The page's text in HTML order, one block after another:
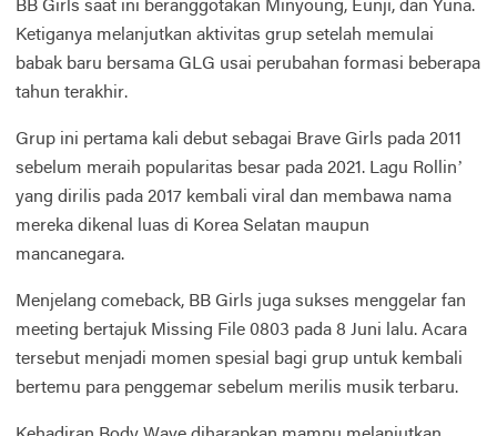
BB Girls saat ini beranggotakan Minyoung, Eunji, dan Yuna.
Ketiganya melanjutkan aktivitas grup setelah memulai
babak baru bersama GLG usai perubahan formasi beberapa
tahun terakhir.
Grup ini pertama kali debut sebagai Brave Girls pada 2011
sebelum meraih popularitas besar pada 2021. Lagu Rollin’
yang dirilis pada 2017 kembali viral dan membawa nama
mereka dikenal luas di Korea Selatan maupun
mancanegara.
Menjelang comeback, BB Girls juga sukses menggelar fan
meeting bertajuk Missing File 0803 pada 8 Juni lalu. Acara
tersebut menjadi momen spesial bagi grup untuk kembali
bertemu para penggemar sebelum merilis musik terbaru.